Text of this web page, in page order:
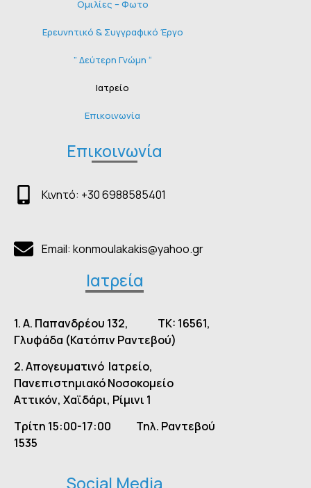
Ομιλίες – Φωτο
Ερευνητικό & Συγγραφικό Έργο
” Δεύτερη Γνώμη “
Ιατρείο
Επικοινωνία
Επικοινωνία
Κινητό: +30 6988585401
Email: konmoulakakis@yahoo.gr
Ιατρεία
1. Α. Παπανδρέου 132, TK: 16561,
Γλυφάδα (Κατόπιν Ραντεβού)
2.Απογευματινό Ιατρείο,
Πανεπιστημιακό Νοσοκομείο
Αττικόν, Χαϊδάρι, Ρίμινι 1
Τρίτη 15:00-17:00 Τηλ. Ραντεβού
1535
Social Media